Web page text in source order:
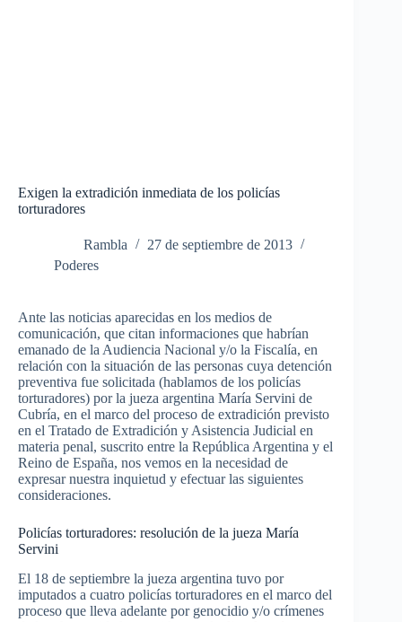
Exigen la extradición inmediata de los policías
torturadores
Rambla
27 de septiembre de 2013
Poderes
Ante las noticias aparecidas en los medios de
comunicación, que citan informaciones que habrían
emanado de la Audiencia Nacional y/o la Fiscalía, en
relación con la situación de las personas cuya detención
preventiva fue solicitada (hablamos de los policías
torturadores) por la jueza argentina María Servini de
Cubría, en el marco del proceso de extradición previsto
en el Tratado de Extradición y Asistencia Judicial en
materia penal, suscrito entre la República Argentina y el
Reino de España, nos vemos en la necesidad de
expresar nuestra inquietud y efectuar las siguientes
consideraciones.
Policías torturadores: resolución de la jueza María
Servini
El 18 de septiembre la jueza argentina tuvo por
imputados a cuatro policías torturadores en el marco del
proceso que lleva adelante por genocidio y/o crímenes